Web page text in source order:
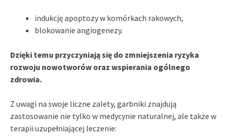
indukcję apoptozy w komórkach rakowych,
blokowanie angiogenezy.
Dzięki temu przyczyniają się do zmniejszenia ryzyka
rozwoju nowotworów oraz wspierania ogólnego
zdrowia.
Z uwagi na swoje liczne zalety, garbniki znajdują
zastosowanie nie tylko w medycynie naturalnej, ale także w
terapii uzupełniającej leczenie: